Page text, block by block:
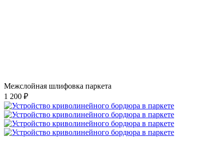
Межслойная шлифовка паркета
1 200 ₽